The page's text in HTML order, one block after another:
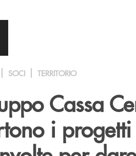
SOCI TERRITORIO
Cassa
i